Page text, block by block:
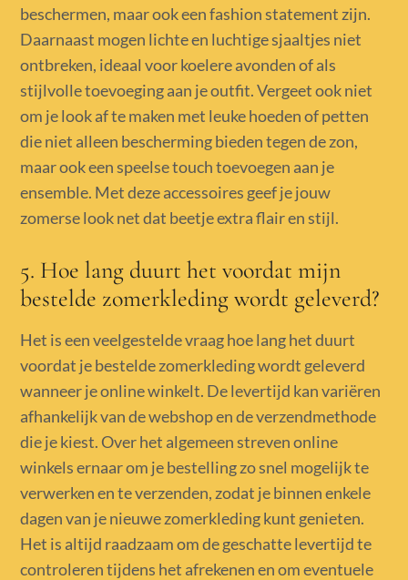
beschermen, maar ook een fashion statement zijn.
Daarnaast mogen lichte en luchtige sjaaltjes niet
ontbreken, ideaal voor koelere avonden of als
stijlvolle toevoeging aan je outfit. Vergeet ook niet
om je look af te maken met leuke hoeden of petten
die niet alleen bescherming bieden tegen de zon,
maar ook een speelse touch toevoegen aan je
ensemble. Met deze accessoires geef je jouw
zomerse look net dat beetje extra flair en stijl.
5. Hoe lang duurt het voordat mijn
bestelde zomerkleding wordt geleverd?
Het is een veelgestelde vraag hoe lang het duurt
voordat je bestelde zomerkleding wordt geleverd
wanneer je online winkelt. De levertijd kan variëren
afhankelijk van de webshop en de verzendmethode
die je kiest. Over het algemeen streven online
winkels ernaar om je bestelling zo snel mogelijk te
verwerken en te verzenden, zodat je binnen enkele
dagen van je nieuwe zomerkleding kunt genieten.
Het is altijd raadzaam om de geschatte levertijd te
controleren tijdens het afrekenen en om eventuele